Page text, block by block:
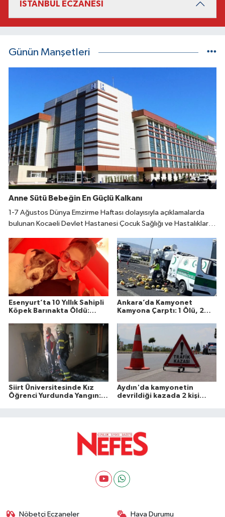
İSTANBUL ECZANESİ
Günün Manşetleri
Anne Sütü Bebeğin En Güçlü Kalkanı
1-7 Ağustos Dünya Emzirme Haftası dolayısıyla açıklamalarda
bulunan Kocaeli Devlet Hastanesi Çocuk Sağlığı ve Hastalıkları
içinde emzirmeye başlanmasının büyük önem taşıdığını belirtti.
Esenyurt’ta 10 Yıllık Sahipli
Köpek Barınakta Öldü:
Soruşturma Talebi
Ankara’da Kamyonet
Kamyona Çarptı: 1 Ölü, 2
Siirt Üniversitesinde Kız
Öğrenci Yurdunda Yangın: 1
Aydın'da kamyonetin
devrildiği kazada 2 kişi
Nöbetçi Eczaneler Hava Durumu